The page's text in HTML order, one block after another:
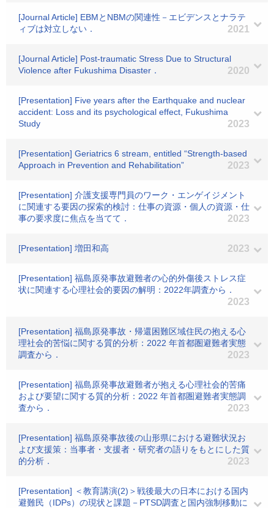
[Journal Article] EBMとNBMの関連性－エビデンスとナラテ
ィブは対立しない．
2021
[Journal Article] Post-traumatic Stress Due to Structural
Violence after Fukushima Disaster．
2020
[Presentation] Five years after the Earthquake and nuclear
accident: Loss and its psychological effect, Fukushima
Study
2023
[Presentation] Geriatrics 6 stream, entitled “Strength-based
Approach in Prevention and Rehabilitation”
2023
[Presentation] 介護支援専門員のワーク・エンゲイジメント
に関連する要因の探索的検討：仕事の資源・個人の資源・仕
事の要求度に焦点を当てて．
2023
[Presentation] 増田和高 2023
[Presentation] 福島原発事故避難者の心的外傷後ストレス症
状に関連する心理社会的要因の解明：2022年調査から．
2023
[Presentation] 福島原発事故・帰還困難区域住民の抱える心
理社会的苦悩に関する質的分析：2022 年首都圏避難者実態
調査から．
2023
[Presentation] 福島原発事故避難者が抱える心理社会的苦痛
および要望に関する質的分析：2022 年首都圏避難者実態調
査から．
2023
[Presentation] 福島原発事故後の山形県における避難状況お
よび支援策：当事者・支援者・研究者の語りをもとにした質
的分析．
2023
[Presentation] ＜教育講演(2)＞戦後最大の日本における国内
避難民（IDPs）の現状と課題－PTSD調査と国内強制移動に